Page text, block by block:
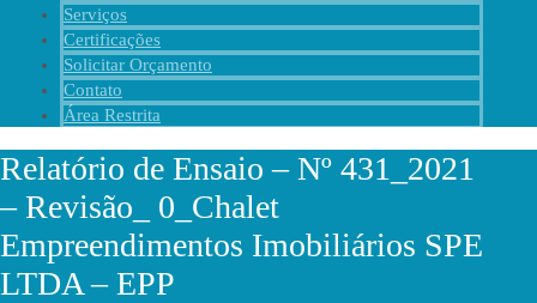
Serviços
Certificações
Solicitar Orçamento
Contato
Área Restrita
Relatório de Ensaio – Nº 431_2021
– Revisão_ 0_Chalet
Empreendimentos Imobiliários SPE
LTDA – EPP